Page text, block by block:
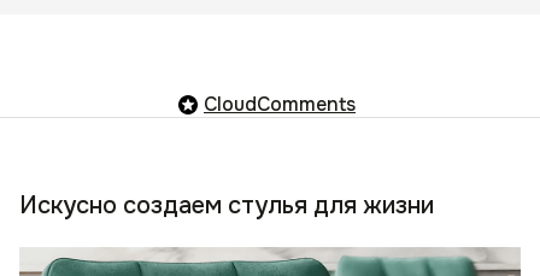
CloudComments
Искусно создаем стулья для жизни